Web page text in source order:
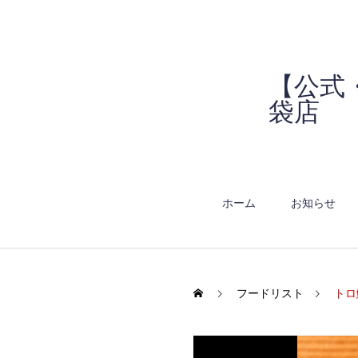
【公
袋店
ホーム お知らせ
フードリスト ト